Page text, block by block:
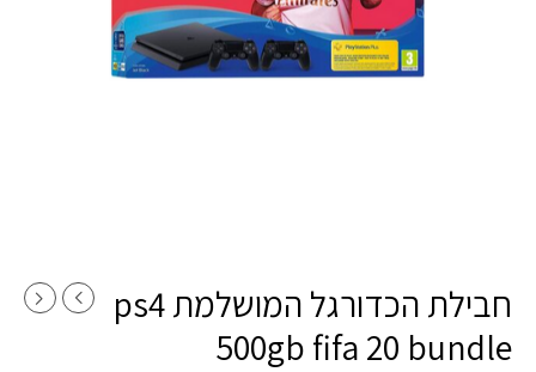
חבילת הכדורגל המושלמת ps4
500gb fifa 20 bundle